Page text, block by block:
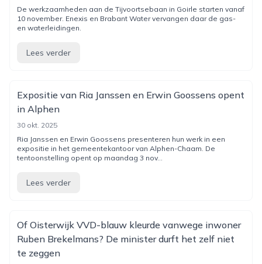
De werkzaamheden aan de Tijvoortsebaan in Goirle starten vanaf
10 november. Enexis en Brabant Water vervangen daar de gas-
en waterleidingen.
Lees verder
Expositie van Ria Janssen en Erwin Goossens opent
in Alphen
30 okt. 2025
Ria Janssen en Erwin Goossens presenteren hun werk in een
expositie in het gemeentekantoor van Alphen-Chaam. De
tentoonstelling opent op maandag 3 nov...
Lees verder
Of Oisterwijk VVD-blauw kleurde vanwege inwoner
Ruben Brekelmans? De minister durft het zelf niet
te zeggen